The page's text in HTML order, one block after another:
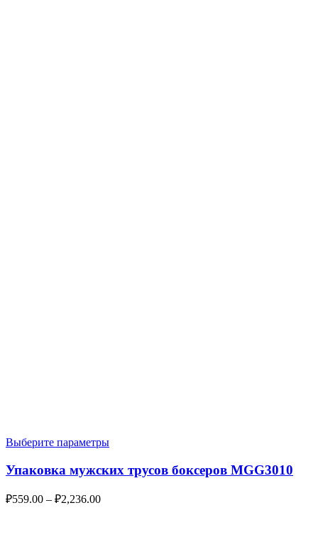
Выберите параметры
Упаковка мужских трусов боксеров MGG3010
₽559.00 – ₽2,236.00